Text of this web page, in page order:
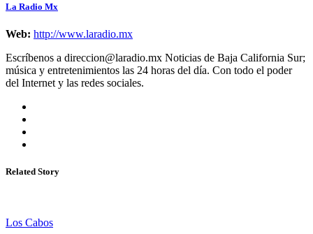
La Radio Mx
Web: http://www.laradio.mx
Escríbenos a direccion@laradio.mx Noticias de Baja California Sur;
música y entretenimientos las 24 horas del día. Con todo el poder
del Internet y las redes sociales.
Related Story
Los Cabos